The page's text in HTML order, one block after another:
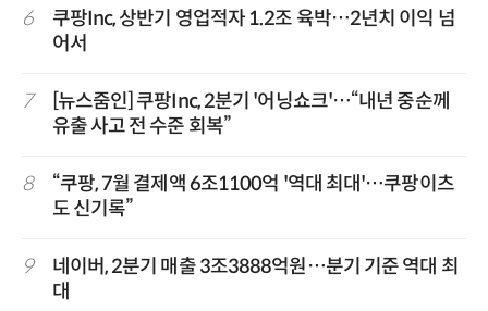
6
쿠팡Inc, 상반기 영업적자 1.2조 육박…2년치 이익 넘
어서
7
[뉴스줌인] 쿠팡Inc, 2분기 '어닝쇼크'…“내년 중순께
유출 사고 전 수준 회복”
8
“쿠팡, 7월 결제액 6조1100억 '역대 최대'…쿠팡이츠
도 신기록”
9
네이버, 2분기 매출 3조3888억원…분기 기준 역대 최
대